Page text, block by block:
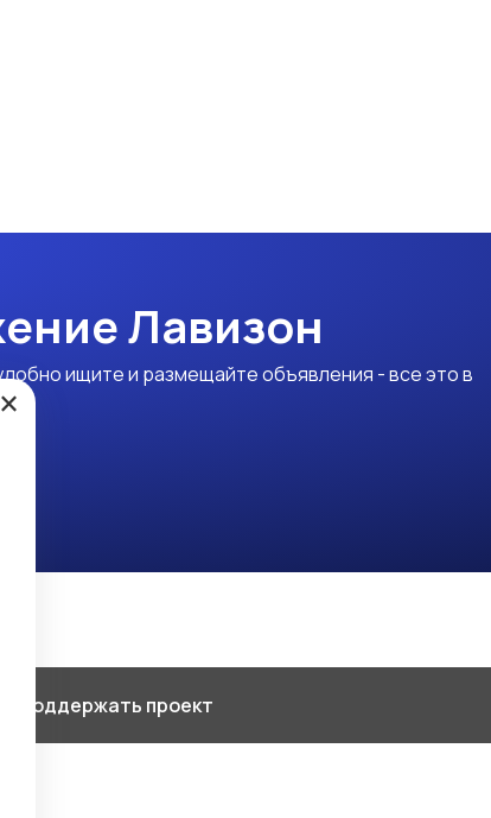
Лавизон
ищите и размещайте объявления - все это в
☕ Поддержать проект
×